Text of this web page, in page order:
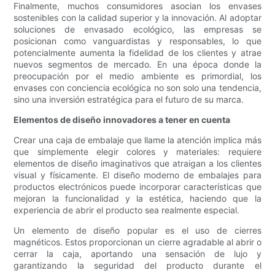
Finalmente, muchos consumidores asocian los envases
sostenibles con la calidad superior y la innovación. Al adoptar
soluciones de envasado ecológico, las empresas se
posicionan como vanguardistas y responsables, lo que
potencialmente aumenta la fidelidad de los clientes y atrae
nuevos segmentos de mercado. En una época donde la
preocupación por el medio ambiente es primordial, los
envases con conciencia ecológica no son solo una tendencia,
sino una inversión estratégica para el futuro de su marca.
Elementos de diseño innovadores a tener en cuenta
Crear una caja de embalaje que llame la atención implica más
que simplemente elegir colores y materiales: requiere
elementos de diseño imaginativos que atraigan a los clientes
visual y físicamente. El diseño moderno de embalajes para
productos electrónicos puede incorporar características que
mejoran la funcionalidad y la estética, haciendo que la
experiencia de abrir el producto sea realmente especial.
Un elemento de diseño popular es el uso de cierres
magnéticos. Estos proporcionan un cierre agradable al abrir o
cerrar la caja, aportando una sensación de lujo y
garantizando la seguridad del producto durante el